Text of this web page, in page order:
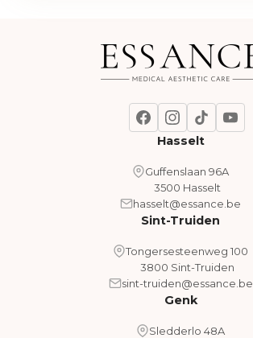
Hasselt
Guffenslaan 96A
3500 Hasselt
hasselt@essance.be
Sint-Truiden
Tongersesteenweg 100
3800 Sint-Truiden
sint-truiden@essance.be
Genk
Sledderlo 48A